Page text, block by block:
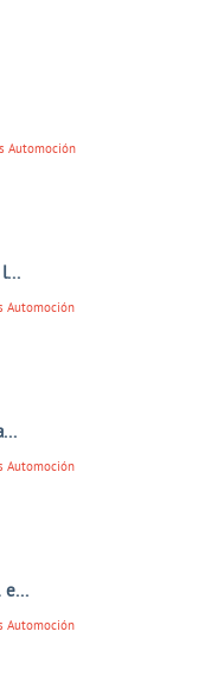
Automoción
Automoción
Automoción
e...
Automoción